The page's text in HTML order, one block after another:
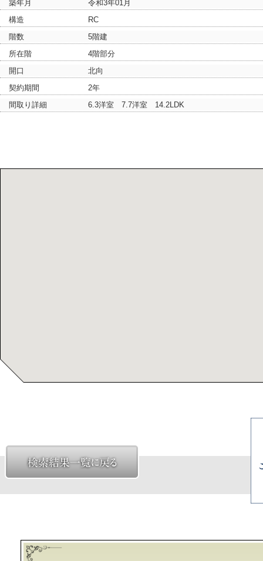
築年月
令和3年01月
構造
RC
階数
5階建
所在階
4階部分
開口
北向
契約期間
2年
間取り詳細
6.3洋室 7.7洋室 14.2LDK